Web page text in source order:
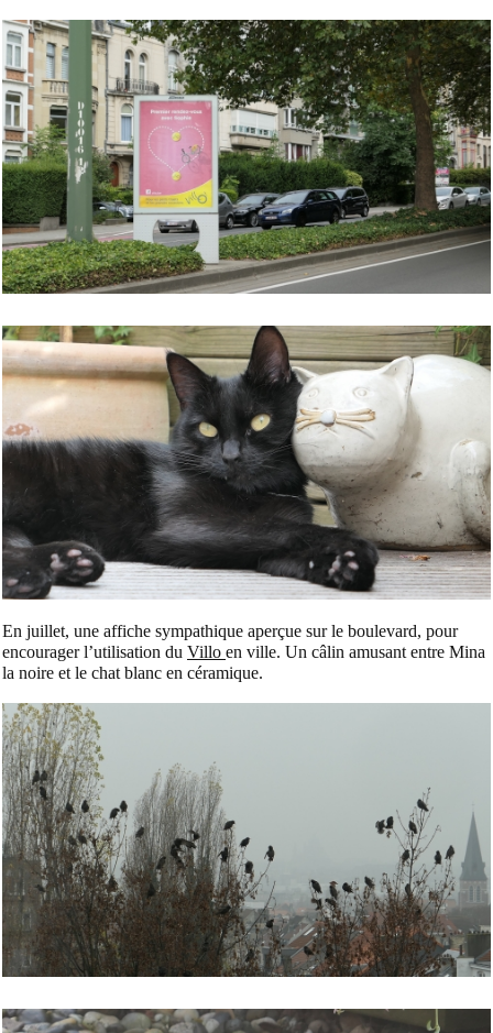
En juillet, une affiche sympathique aperçue sur le boulevard, pour
encourager l’utilisation du Villo en ville. Un câlin amusant entre Mina
la noire et le chat blanc en céramique.